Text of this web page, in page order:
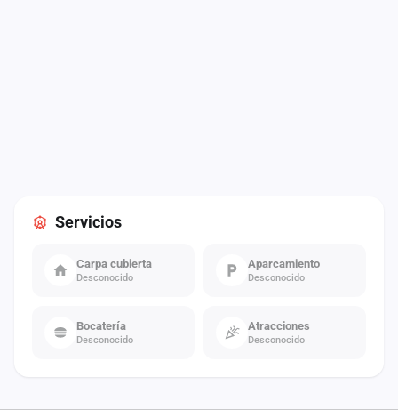
Servicios
Carpa cubierta
Desconocido
Aparcamiento
Desconocido
Bocatería
Desconocido
Atracciones
Desconocido